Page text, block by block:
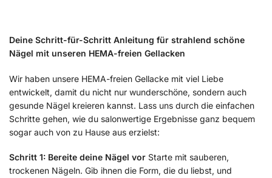
Deine Schritt-für-Schritt Anleitung für strahlend schöne
Nägel mit unseren HEMA-freien Gellacken
Wir haben unsere HEMA-freien Gellacke mit viel Liebe
entwickelt, damit du nicht nur wunderschöne, sondern auch
gesunde Nägel kreieren kannst. Lass uns durch die einfachen
Schritte gehen, wie du salonwertige Ergebnisse ganz bequem
sogar auch von zu Hause aus erzielst:
Schritt 1: Bereite deine Nägel vor Starte mit sauberen,
trockenen Nägeln. Gib ihnen die Form, die du liebst, und